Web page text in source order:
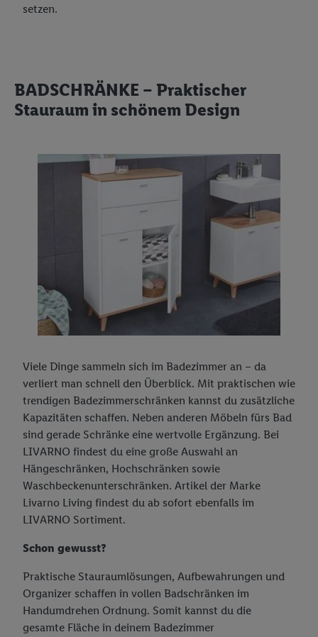
setzen.
BADSCHRÄNKE – Praktischer
Stauraum in schönem Design
Viele Dinge sammeln sich im Badezimmer an – da
verliert man schnell den Überblick. Mit praktischen wie
trendigen Badezimmerschränken kannst du zusätzliche
Kapazitäten schaffen. Neben anderen Möbeln fürs Bad
sind gerade Schränke eine wertvolle Ergänzung. Bei
LIVARNO findest du eine große Auswahl an
Hängeschränken, Hochschränken sowie
Waschbeckenunterschränken. Artikel der Marke
Livarno Living findest du ab sofort ebenfalls im
LIVARNO Sortiment.
Schon gewusst?
Praktische Stauraumlösungen, Aufbewahrungen und
Organizer schaffen in vollen Badschränken im
Handumdrehen Ordnung. Somit kannst du die
gesamte Fläche in deinem Badezimmer